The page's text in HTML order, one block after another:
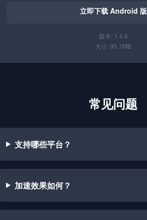
立即下载 Android 版
版本: 1.4.0
大小: 95.1MB
常见问题
支持哪些平台？
加速效果如何？